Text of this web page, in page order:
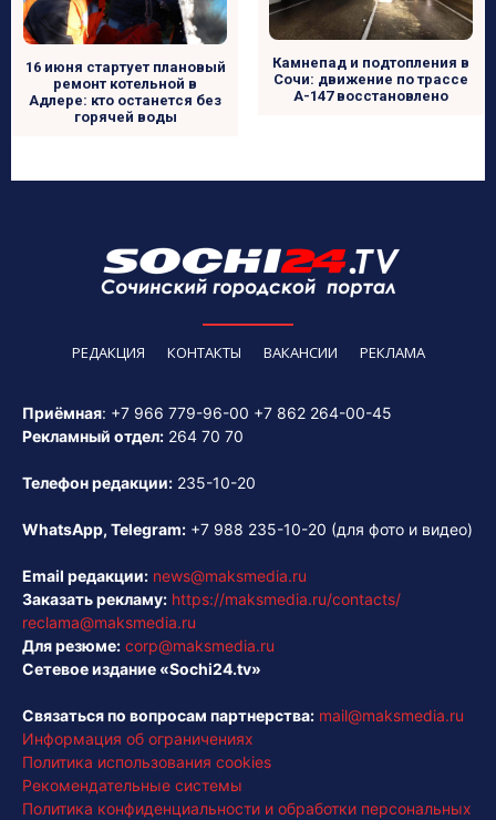
16 июня стартует плановый
ремонт котельной в
Адлере: кто останется без
горячей воды
Камнепад и подтопления в
Сочи: движение по трассе
А-147 восстановлено
РЕДАКЦИЯ КОНТАКТЫ ВАКАНСИИ РЕКЛАМА
Приёмная: +7 966 779-96-00 +7 862 264-00-45
Рекламный отдел: 264 70 70
Телефон редакции: 235-10-20
WhatsApp, Telegram: +7 988 235-10-20 (для фото и видео)
Email редакции: news@maksmedia.ru
Заказать рекламу: https://maksmedia.ru/contacts/
reclama@maksmedia.ru
Для резюме: corp@maksmedia.ru
Сетевое издание «Sochi24.tv»
Связаться по вопросам партнерства: mail@maksmedia.ru
Информация об ограничениях
Политика использования cookies
Рекомендательные системы
Политика конфиденциальности и обработки персональных